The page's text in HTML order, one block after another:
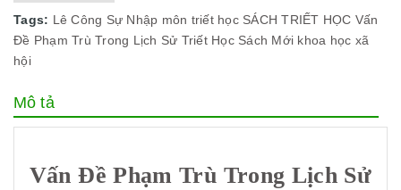
Tags: Lê Công Sự Nhập môn triết học SÁCH TRIẾT HỌC Vấn
Đề Phạm Trù Trong Lịch Sử Triết Học Sách Mới khoa học xã
hội
Mô tả
Vấn Đề Phạm Trù Trong Lịch Sử